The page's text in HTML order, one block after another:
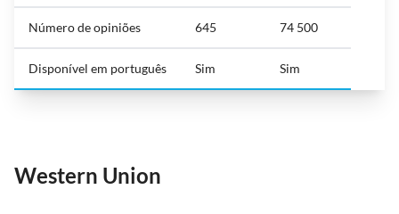
Número de opiniões 645 74 500
Disponível em português Sim Sim
Western Union